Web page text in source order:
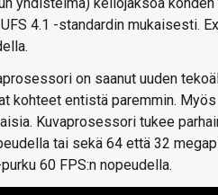
4.1 -standardin mukaisesti.
on saanut uuden
kohteet entistä paremmin.
Kuvaprosessori tukee
tai sekä 64 että 32
60 FPS:n nopeudella.